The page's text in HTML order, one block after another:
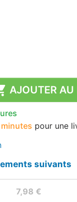
AJOUTER AU
pour une
suivants
7,98 €